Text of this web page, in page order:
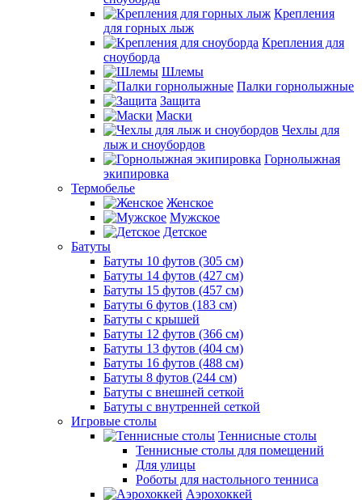
Крепления
для горных лыж
Крепления для
сноуборда
Шлемы
Палки горнолыжные
Защита
Маски
Чехлы для
лыж и сноубордов
Горнолыжная
экипировка
Термобелье
Женское
Мужское
Детское
Батуты
Батуты 10 футов (305 см)
Батуты 14 футов (427 см)
Батуты 15 футов (457 см)
Батуты 6 футов (183 см)
Батуты с крышей
Батуты 12 футов (366 см)
Батуты 13 футов (404 см)
Батуты 16 футов (488 см)
Батуты 8 футов (244 см)
Батуты с внешней сеткой
Батуты с внутренней сеткой
Игровые столы
Теннисные столы
Теннисные столы для помещений
Для улицы
Роботы для настольного тенниса
Аэрохоккей